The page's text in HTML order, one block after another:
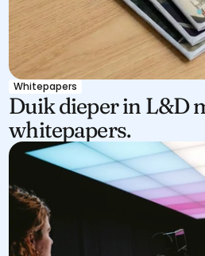
Whitepapers
Duik dieper in L&D
whitepapers.